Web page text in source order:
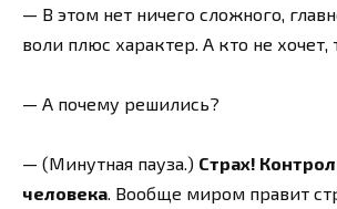
— В этом нет ничего сложного,
воли плюс характер. А кто не хочет,
— А почему решились?
— (Минутная пауза.) Страх!
человека. Вообще миром правит